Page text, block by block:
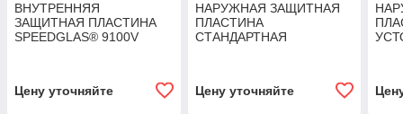
ВНУТРЕННЯЯ
ЗАЩИТНАЯ ПЛАСТИНА
SPEEDGLAS® 9100V
Цену уточняйте
НАРУЖНАЯ ЗАЩИТНАЯ
ПЛАСТИНА
СТАНДАРТНАЯ
Цену уточняйте